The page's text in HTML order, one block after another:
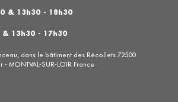
dans le bâtiment des Récollets 72500
- MONTVAL-SUR-LOIR France
& 13h30 - 18h30
& 13h30 - 17h30